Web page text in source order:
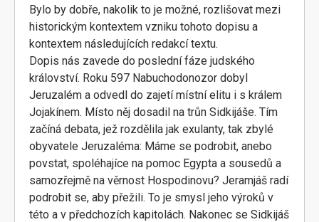
Bylo by dobře, nakolik to je možné, rozlišovat mezi
historickým kontextem vzniku tohoto dopisu a
kontextem následujících redakcí textu.
Dopis nás zavede do poslední fáze judského
království. Roku 597 Nabuchodonozor dobyl
Jeruzalém a odvedl do zajetí místní elitu i s králem
Jojakínem. Místo něj dosadil na trůn Sidkijáše. Tím
začíná debata, jež rozdělila jak exulanty, tak zbylé
obyvatele Jeruzaléma: Máme se podrobit, anebo
povstat, spoléhajíce na pomoc Egypta a sousedů a
samozřejmě na věrnost Hospodinovu? Jeramjáš radí
podrobit se, aby přežili. To je smysl jeho výroků v
této a v předchozích kapitolách. Nakonec se Sidkijáš